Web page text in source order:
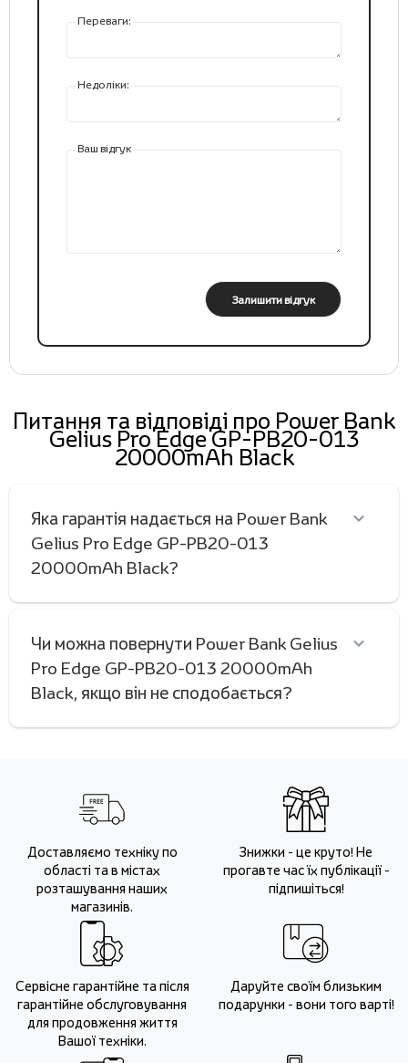
Переваги:
Недоліки:
Ваш відгук
Залишити відгук
Питання та відповіді про Power Bank
Gelius Pro Edge GP-PB20-013
20000mAh Black
Яка гарантія надається на Power Bank
Gelius Pro Edge GP-PB20-013
20000mAh Black?
Чи можна повернути Power Bank Gelius
Pro Edge GP-PB20-013 20000mAh
Black, якщо він не сподобається?
Доставляємо техніку по
області та в містах
розташування наших
магазинів.
Знижки - це круто! Не
прогавте час їх публікації -
підпишіться!
Сервісне гарантійне та після
гарантійне обслуговування
для продовження життя
Вашої техніки.
Даруйте своїм близьким
подарунки - вони того варті!